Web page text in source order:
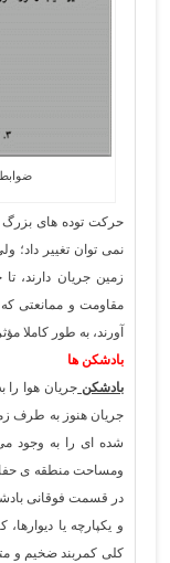
حرکت توده های بزرگ
نمی توان تغییر
زمین جریان دارند،
مقاومت و ممانعتی
آورند، به طور کاملا
بادشکن ها
بادشکن جریان هوا
جریان هنوز به طرف
شده ای را به وجود
ومساحت منطقه ی
در قسمت فوقانی
و یکپارچه یا
کلی کمربند ضخیم و